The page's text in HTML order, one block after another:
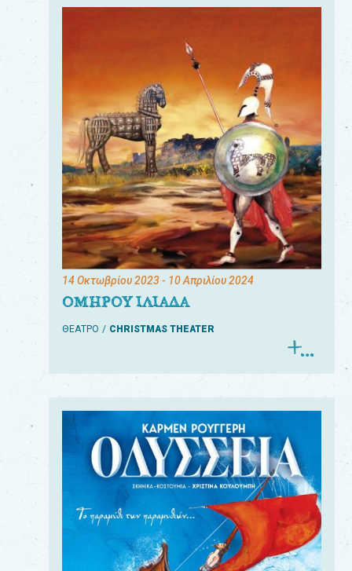
14 Οκτωβρίου 2023- 10 Απριλίου 2024
ΟΜΗΡΟΥ ΙΛΙΑΔΑ
ΘΕΑΤΡΟ CHRISTMAS THEATER